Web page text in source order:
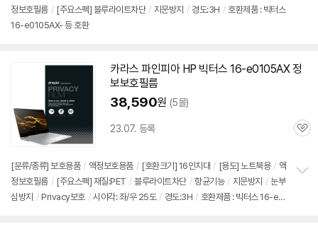
정보호필름 / [주요스펙] 블루라이트차단 / 지문방지 / 경도:3H / 호환제품 : 빅터스
16-e0105AX- 등 호환
카라스 파인피아 HP 빅터스 16-e0105AX정
보보호필름
38,590원 (5몰)
23.07. 등록
관
[분류/종류] 보호용품 / 액정보호용품 / [호환크기] 16인치대 / [용도] 노트북용 / 액
정보호필름 / [주요스펙] 재질:PET / 블루라이트차단 / 항균기능 / 지문방지 / 눈부
심방지 / Privacy보호 / 시야각: 좌/우 25도 / 경도:3H / 호환제품 : 빅터스 16-e0